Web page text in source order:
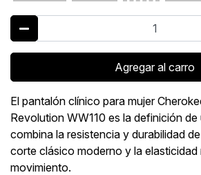
Agregar al carro
El pantalón clínico para mujer
Revolution WW110 es la definición
combina la resistencia y durabilidad
corte clásico moderno y la elasticidad
movimiento.